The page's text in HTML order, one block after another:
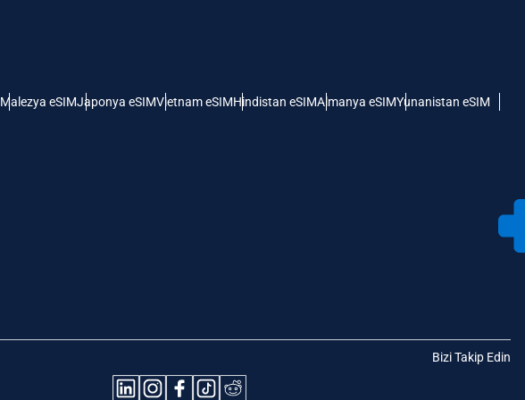
Malezya eSIMJaponya eSIMVietnam eSIMHindistan eSIMAlmanya eSIMYunanistan eSIM
Bizi Takip Edin